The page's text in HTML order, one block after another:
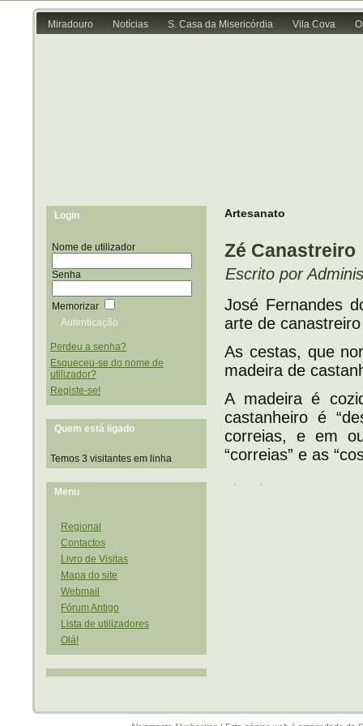
Miradouro Notícias S. Casa da Misericórdia Vila Cova
Login
Nome de utilizador
Senha
Memorizar
Perdeu a senha?
Esqueceu-se do nome de
utilizador?
Registe-se!
Quem está ligado
Temos 3 visitantes em linha
Menu
Regional
Contactos
Livro de Visitas
Mapa do site
Webmail
Fórum Antigo
Lista de utilizadores
Olá!
Artesanato
Zé Canastreiro
Escrito por
José Fernandes
arte de
As cestas, que
madeira de
A madeira é
castanheiro é
correias, e em
“correias” e as